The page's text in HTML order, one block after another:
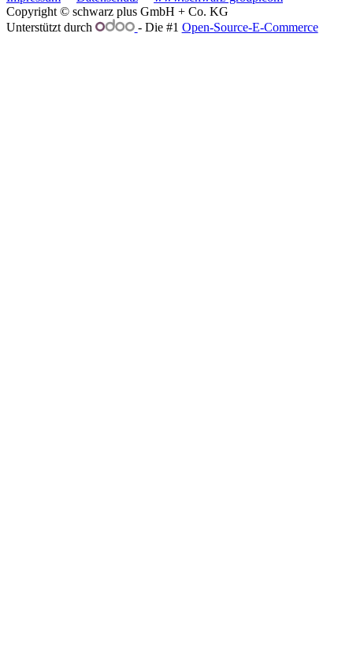
Copyright © schwarz plus GmbH + Co. KG
Unterstützt durch
- Die #1 Open-Source-E-Commerce